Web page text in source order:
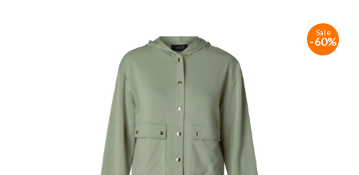
Sale
-60%